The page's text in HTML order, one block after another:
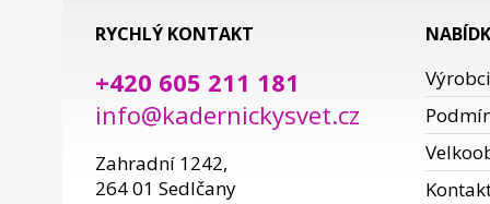
RYCHLÝ KONTAKT
+420 605 211 181
info@kadernickysvet.cz
Zahradní 1242,
264 01 Sedlčany
Výrobci